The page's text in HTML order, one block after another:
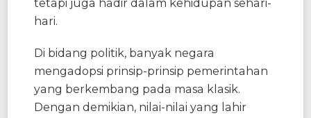
tetapi juga hadir dalam kehidupan sehari-
hari.
Di bidang politik, banyak negara
mengadopsi prinsip-prinsip pemerintahan
yang berkembang pada masa klasik.
Dengan demikian, nilai-nilai yang lahir